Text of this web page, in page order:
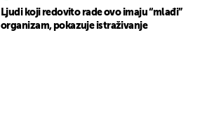
Ljudi koji redovito rade ovo imaju “mlađi”
organizam, pokazuje istraživanje